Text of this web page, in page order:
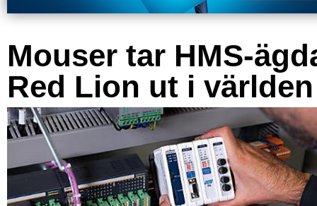
Mouser tar HMS-
Red Lion ut i världen